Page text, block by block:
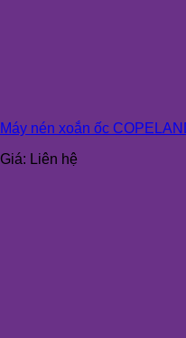
Máy nén xoắn ốc
Giá: Liên hệ